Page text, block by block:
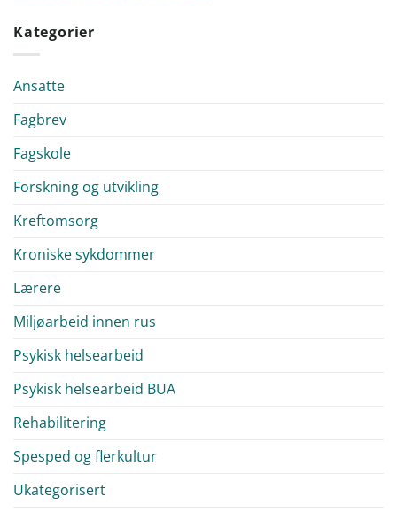
Kategorier
Ansatte
Fagbrev
Fagskole
Forskning og utvikling
Kreftomsorg
Kroniske sykdommer
Lærere
Miljøarbeid innen rus
Psykisk helsearbeid
Psykisk helsearbeid BUA
Rehabilitering
Spesped og flerkultur
Ukategorisert